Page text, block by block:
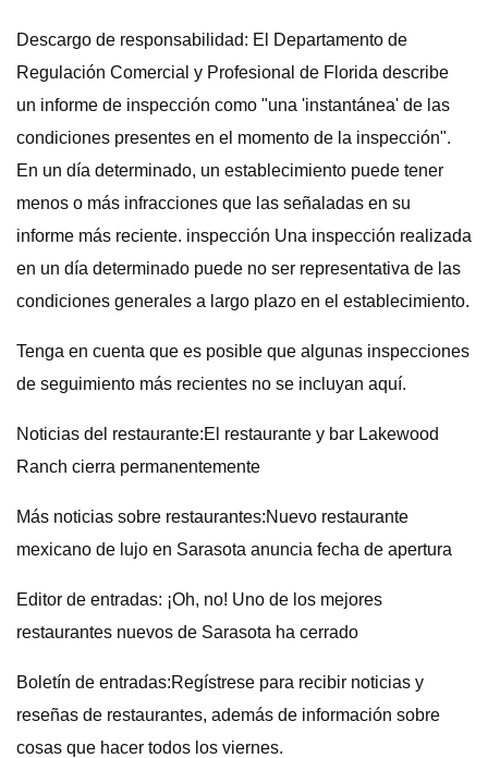
Descargo de responsabilidad: El Departamento de
Regulación Comercial y Profesional de Florida describe
un informe de inspección como "una 'instantánea' de las
condiciones presentes en el momento de la inspección".
En un día determinado, un establecimiento puede tener
menos o más infracciones que las señaladas en su
informe más reciente. inspección Una inspección realizada
en un día determinado puede no ser representativa de las
condiciones generales a largo plazo en el establecimiento.
Tenga en cuenta que es posible que algunas inspecciones
de seguimiento más recientes no se incluyan aquí.
Noticias del restaurante:El restaurante y bar Lakewood
Ranch cierra permanentemente
Más noticias sobre restaurantes:Nuevo restaurante
mexicano de lujo en Sarasota anuncia fecha de apertura
Editor de entradas: ¡Oh, no! Uno de los mejores
restaurantes nuevos de Sarasota ha cerrado
Boletín de entradas:Regístrese para recibir noticias y
reseñas de restaurantes, además de información sobre
cosas que hacer todos los viernes.